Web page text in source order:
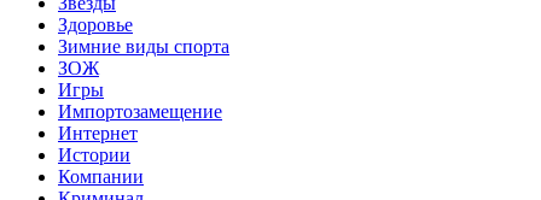
Здоровье
Зимние виды спорта
ЗОЖ
Игры
Импортозамещение
Интернет
Истории
Компании